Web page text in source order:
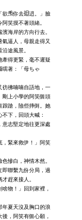
欲𤆬你去𨑨迌。」臉
笑摸不著頭緒。
海岸的方向行去。
逼人，母親走得又
途風景。
牽得更緊，毫不遲疑
嚅著：「母ちゃ
彿喃喃自語地，一
剛上小學的阿笑個頭
踉蹌，險些摔倒。她
下，回頭大喊：
意志堅定地往更深處
，緊來救伊！」阿笑
慘白，神情木然。
即聯繫九份分局，過
趕來接人。
物！」回到家裡，
年夏天沒及胸口的浪
，阿笑有個心願，